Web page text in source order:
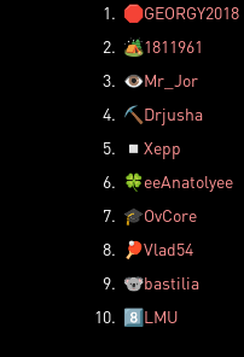
1. 🛑GEORGY2018
2. 🏕️1811961
3. 👁️Mr_Jor
4. ⛏️ Drjusha
5.
◽ Xepp
6. 🍀eeAnatolyee
7. 🎓OvCore
8.
🏓Vlad54
9. 🐨bastilia
10. 8️⃣LMU